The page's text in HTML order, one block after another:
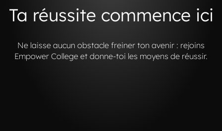
Ta réussite commence ici
Ne laisse aucun obstacle freiner ton avenir : rejoins
Empower College et donne-toi les moyens de réussir.